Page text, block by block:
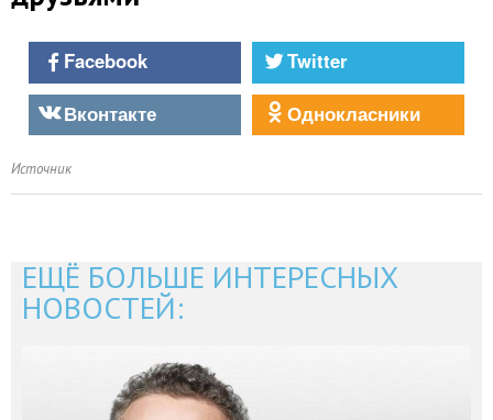
Facebook
Twitter
Вконтакте
Однокласники
Источник
ЕЩЁ БОЛЬШЕ ИНТЕРЕСНЫХ
НОВОСТЕЙ: